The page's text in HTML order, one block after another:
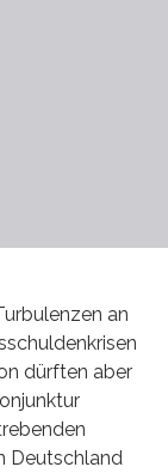
an
dürften aber
Deutschland